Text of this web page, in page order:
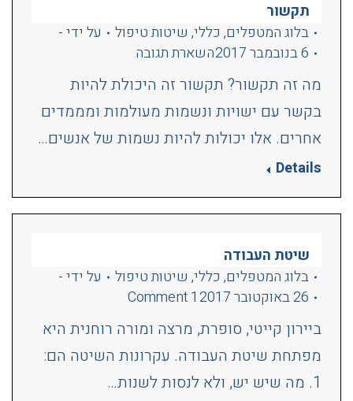
תקשור
בלוג המטפלים, כללי, שיטות טיפול על ידי-
6 בנובמבר 2017
השארת תגובה
מה זה תקשור? תקשור זה היכולת להיות
בקשר עם ישויות ונשמות מעולמות ומממדים
אחרים. אלו יכולות להיות נשמות של אנשים…
Details
שיטת העבודה
בלוג המטפלים, כללי, שיטות טיפול על ידי-
26 באוקטובר 2017
1 Comment
ביירון קייטי, סופרת, מרצה ומורה רוחנית היא
מפתחת שיטת העבודה. עקרונות השיטה הם:
1. מה שיש יש, ולא לנסות לשנות…